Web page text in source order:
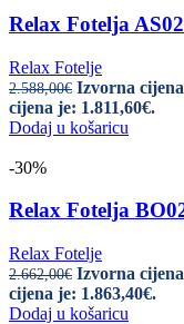
Relax Fotelja
Relax Fotelje
2.588,00€ Izvorna
cijena je: 1.811,60€.
Dodaj u košaricu
-30%
Relax Fotelja
Relax Fotelje
2.662,00€ Izvorna
cijena je: 1.863,40€.
Dodaj u košaricu